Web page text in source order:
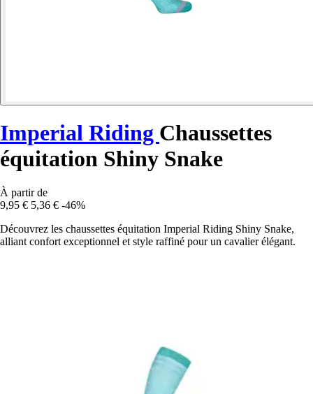
Imperial Riding Chaussettes
équitation Shiny Snake
À partir de
9,95 € 5,36 € -46%
Découvrez les chaussettes équitation Imperial Riding Shiny Snake,
alliant confort exceptionnel et style raffiné pour un cavalier élégant.